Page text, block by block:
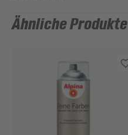
Ähnliche Produkte